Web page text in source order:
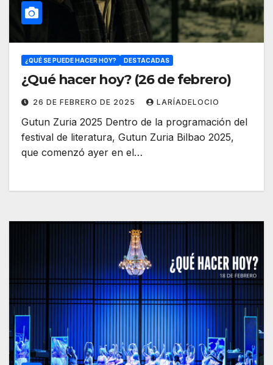
¿QUÉ SE PUEDE HACER HOY? DESTACADAS
¿Qué hacer hoy? (26 de febrero)
26 DE FEBRERO DE 2025 LARÍADELOCIO
Gutun Zuria 2025 Dentro de la programación del
festival de literatura, Gutun Zuria Bilbao 2025,
que comenzó ayer en el…